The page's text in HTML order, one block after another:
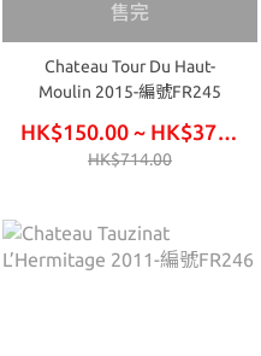
售完
Chateau Tour Du Haut-
Moulin 2015-編號FR245
HK$150.00 ~ HK$375.00
HK$714.00